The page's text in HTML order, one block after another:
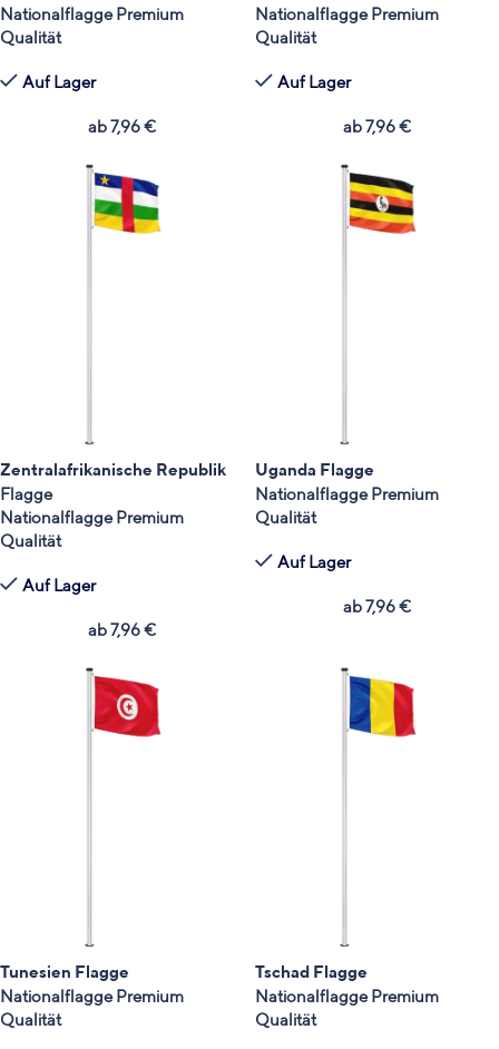
Nationalflagge Premium
Qualität
Auf Lager
ab7,96€
Nationalflagge Premium
Qualität
Auf Lager
ab7,96€
Zentralafrikanische Republik
Flagge
Nationalflagge Premium
Qualität
Auf Lager
ab7,96€
Uganda Flagge
Nationalflagge Premium
Qualität
Auf Lager
ab7,96€
Tunesien Flagge
Nationalflagge Premium
Qualität
Tschad Flagge
Nationalflagge Premium
Qualität